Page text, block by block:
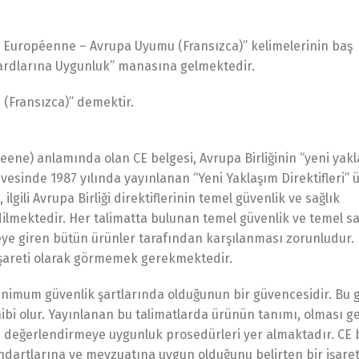
– Avrupa Uyumu (Fransızca)” kelimelerinin baş
Uygunluk” manasına gelmektedir.
demektir.
anlamında olan CE belgesi, Avrupa Birliğinin “yeni
1987 yılında yayınlanan “Yeni Yaklaşım Direktifleri”
Avrupa Birliği direktiflerinin temel güvenlik ve sağlık
Her talimatta bulunan temel güvenlik ve temel
giren bütün ürünler tarafından karşılanması zorunludur.
olarak görmemek gerekmektedir.
güvenlik şartlarında olduğunun bir güvencesidir. Bu
olur. Yayınlanan bu talimatlarda ürünün tanımı, olması
uygunluk prosedürleri yer almaktadır. CE
ve mevzuatına uygun olduğunu belirten bir